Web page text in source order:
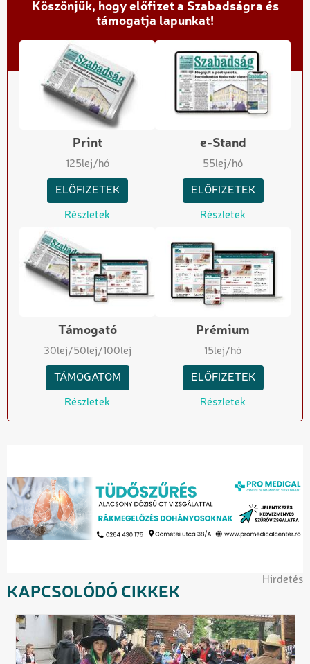
Köszönjük, hogy előfizet a Szabadságra és
támogatja lapunkat!
Print
125lej/hó
ELŐFIZETEK
Részletek
e-Stand
55lej/hó
ELŐFIZETEK
Részletek
Támogató
30lej/50lej/100lej
TÁMOGATOM
Részletek
Prémium
15lej/hó
ELŐFIZETEK
Részletek
Hirdetés
KAPCSOLÓDÓ CIKKEK